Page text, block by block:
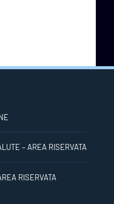
– AREA RISERVATA
RISERVATA